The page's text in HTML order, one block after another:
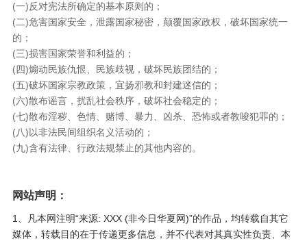
(一)反对宪法所确定的基本原则的；
(二)危害国家安全，泄露国家秘密，颠覆国家政权，破坏国家统一
的；
(三)损害国家荣誉和利益的；
(四)煽动民族仇恨、民族歧视，破坏民族团结的；
(五)破坏国家宗教政策，宜扬邪教和封建迷信的；
(六)散布谣言，扰乱社会秩序，破坏社会稳定的；
(七)散布淫秽、色情、赌博、暴力、凶杀、恐怖或者教唆犯罪的；
(八)以非法民间组织名义活动的；
(九)含有法律、行政法规禁止的其他内容的。
网站声明：
1、凡本网注明“来源: XXX (非今日华夏网)”的作品，均转载自其它
媒体，转载目的在于传递更多信息，并不代表对其真实性负责、本